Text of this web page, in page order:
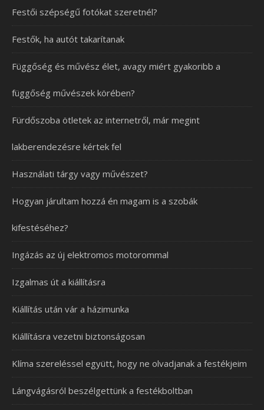
Festői szépségű fotókat szeretnél?
Festők, ha autót takarítanak
Függőség és művész élet, avagy miért gyakoribb a
függőség művészek körében?
Fürdőszoba ötletek az internetről, már megint
lakberendezésre kértek fel
Használati tárgy vagy művészet?
Hogyan járultam hozzá én magam is a szobák
kifestéséhez?
Ingázás az új elektromos motorommal
Izgalmas út a kiállításra
Kiállítás után vár a házimunka
Kiállításra vezetni biztonságosan
Klíma szereléssel együtt, hogy ne olvadjanak a festékjeim
Lángvágásról beszélgettünk a festékboltban